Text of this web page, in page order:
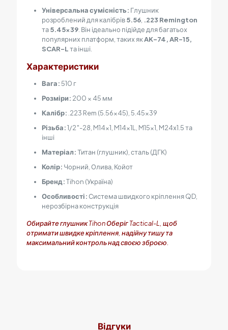
Універсальна сумісність: Глушник
розроблений для калібрів5.56, .223 Remington
та5.45×39. Він ідеально підійде для багатьох
популярних платформ, таких якAK-74, AR-15,
SCAR-Lта інші.
Характеристики
Вага:510 г
Розміри: 200 × 45 мм
Калібр: .223 Rem (5.56×45), 5.45×39
Різьба:1/2″-28, M14x1, M14x1L, M15x1, M24х1.5 та
інші
Матеріал:Титан (глушник), сталь (ДГК)
Колір: Чорний, Олива, Койот
Бренд:Tihon (Україна)
Особливості:Система швидкого кріплення QD,
нерозбірна конструкція
Обирайте глушник Tihon Оберіг Tactical-L, щоб
отримати швидке кріплення, надійну тишу та
максимальний контроль над своєю зброєю.
Відгуки